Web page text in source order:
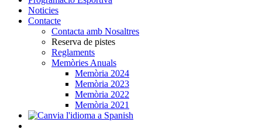
Noticies
Contacte
Contacta amb Nosaltres
Reserva de pistes
Reglaments
Memòries Anuals
Memòria 2024
Memòria 2023
Memòria 2022
Memòria 2021